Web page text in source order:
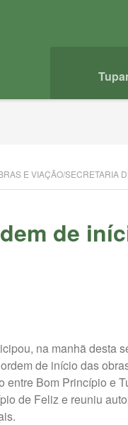
E VIAÇÃO/SECRETARIA
de
na manhã desta
de início das
entre Bom Princípio e
de Feliz e reuniu